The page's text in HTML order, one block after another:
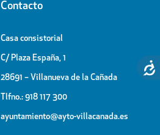
Contacto
Casa consistorial
C/ Plaza España, 1
28691 – Villanueva de la Cañada
Tlfno.: 918 117 300
ayuntamiento@ayto-villacanada.es